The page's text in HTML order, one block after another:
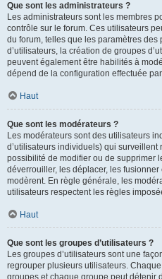
Que sont les administrateurs ?
Les administrateurs sont les membres
contrôle sur le forum. Ces utilisateurs
du forum, telles que les paramètres
d’utilisateurs, la création de groupes
peuvent également être habilités à
dépend de la configuration effectuée
Haut
Que sont les modérateurs ?
Les modérateurs sont des utilisateurs
d’utilisateurs individuels) qui
possibilité de modifier ou de supprimer
déverrouiller, les déplacer, les
modèrent. En règle générale, les
utilisateurs respectent les règles
Haut
Que sont les groupes d’utilisateurs ?
Les groupes d’utilisateurs sont une
regrouper plusieurs utilisateurs.
groupes et chaque groupe peut détenir